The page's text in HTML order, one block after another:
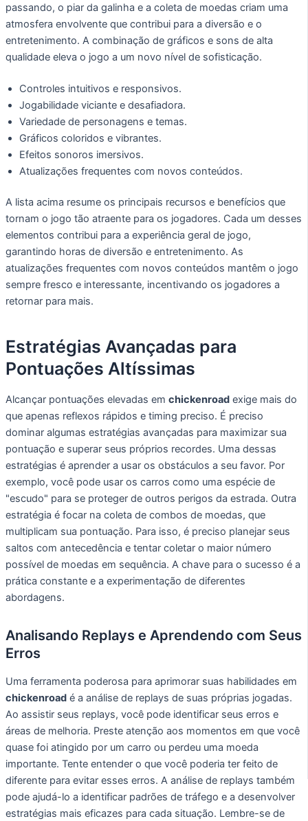
passando, o piar da galinha e a coleta de moedas criam uma
atmosfera envolvente que contribui para a diversão e o
entretenimento. A combinação de gráficos e sons de alta
qualidade eleva o jogo a um novo nível de sofisticação.
Controles intuitivos e responsivos.
Jogabilidade viciante e desafiadora.
Variedade de personagens e temas.
Gráficos coloridos e vibrantes.
Efeitos sonoros imersivos.
Atualizações frequentes com novos conteúdos.
A lista acima resume os principais recursos e benefícios que
tornam o jogo tão atraente para os jogadores. Cada um desses
elementos contribui para a experiência geral de jogo,
garantindo horas de diversão e entretenimento. As
atualizações frequentes com novos conteúdos mantêm o jogo
sempre fresco e interessante, incentivando os jogadores a
retornar para mais.
Estratégias Avançadas para
Pontuações Altíssimas
Alcançar pontuações elevadas em chickenroad exige mais do
que apenas reflexos rápidos e timing preciso. É preciso
dominar algumas estratégias avançadas para maximizar sua
pontuação e superar seus próprios recordes. Uma dessas
estratégias é aprender a usar os obstáculos a seu favor. Por
exemplo, você pode usar os carros como uma espécie de
"escudo" para se proteger de outros perigos da estrada. Outra
estratégia é focar na coleta de combos de moedas, que
multiplicam sua pontuação. Para isso, é preciso planejar seus
saltos com antecedência e tentar coletar o maior número
possível de moedas em sequência. A chave para o sucesso é a
prática constante e a experimentação de diferentes
abordagens.
Analisando Replays e Aprendendo com Seus
Erros
Uma ferramenta poderosa para aprimorar suas habilidades em
chickenroad é a análise de replays de suas próprias jogadas.
Ao assistir seus replays, você pode identificar seus erros e
áreas de melhoria. Preste atenção aos momentos em que você
quase foi atingido por um carro ou perdeu uma moeda
importante. Tente entender o que você poderia ter feito de
diferente para evitar esses erros. A análise de replays também
pode ajudá-lo a identificar padrões de tráfego e a desenvolver
estratégias mais eficazes para cada situação. Lembre-se de